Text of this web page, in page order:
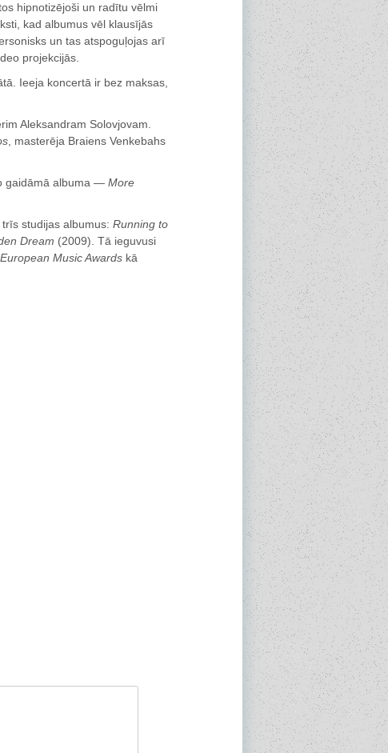
hipnotizējoši un radītu vēlmi
kad albumus vēl klausījās
un tas atspoguļojas arī
projekcijās.
Ieeja koncertā ir bez maksas,
Aleksandram Solovjovam.
, masterēja Braiens Venkebahs
gaidāmā albuma — More
studijas albumus: Running to
Dream (2009). Tā ieguvusi
Music Awards kā